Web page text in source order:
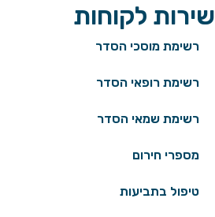
שירות לקוחות
רשימת מוסכי הסדר
רשימת רופאי הסדר
רשימת שמאי הסדר
מספרי חירום
טיפול בתביעות